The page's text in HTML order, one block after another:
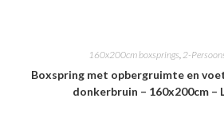
160x200cm boxsprings 2-
Boxspring met opbergruimte en
donkerbruin – 160x200cm –